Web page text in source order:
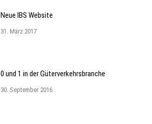
Neue IBS Website
31. März 2017
0 und 1 in der Güterverkehrsbranche
30. September 2016